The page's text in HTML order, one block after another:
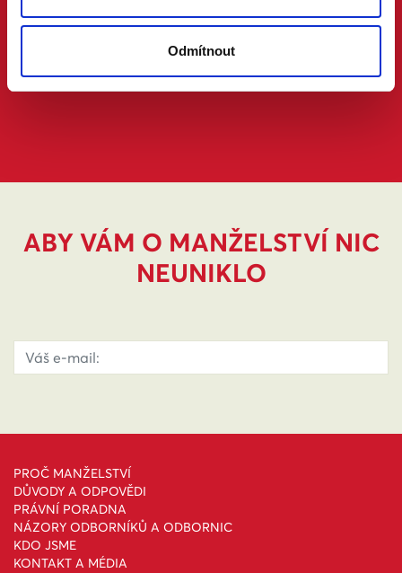
Odmítnout
ABY VÁM O MANŽELSTVÍ NIC
NEUNIKLO
PROČ MANŽELSTVÍ
DŮVODY A ODPOVĚDI
PRÁVNÍ PORADNA
NÁZORY ODBORNÍKŮ A ODBORNIC
KDO JSME
KONTAKT A MÉDIA